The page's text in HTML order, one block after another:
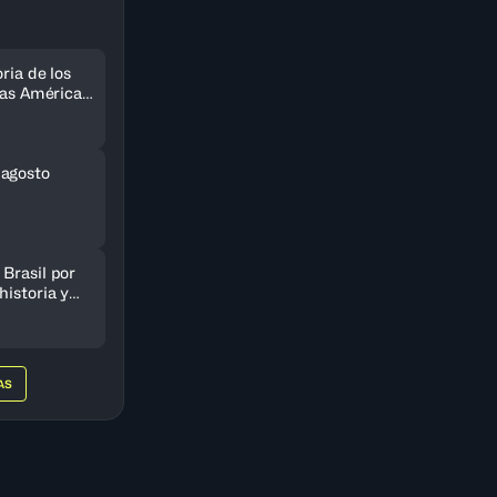
de los
Américas
Brasil por
y